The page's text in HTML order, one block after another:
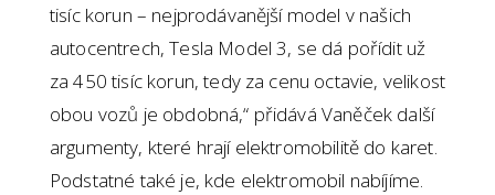
tisíc korun – nejprodávanější model v našich
autocentrech, Tesla Model 3, se dá pořídit už
za 450 tisíc korun, tedy za cenu octavie, velikost
obou vozů je obdobná,“ přidává Vaněček další
argumenty, které hrají elektromobilitě do karet.
Podstatné také je, kde elektromobil nabíjíme.